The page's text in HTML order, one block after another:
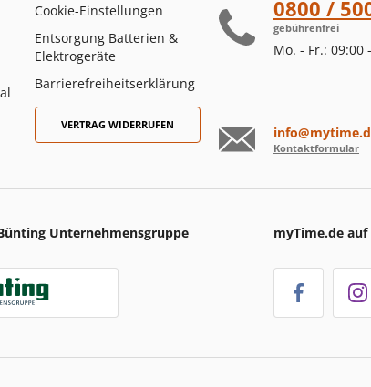
Cookie-Einstellungen
Entsorgung Batterien &
Elektrogeräte
Barrierefreiheitserklärung
VERTRAG WIDERRUFEN
0800 /
gebührenfrei
Mo. - Fr.: 09:00
Kontaktformular
Unternehmensgruppe myTime.de auf